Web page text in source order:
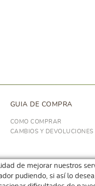
GUIA DE COMPRA
COMO COMPRAR
CAMBIOS Y DEVOLUCIONES
de mejorar nuestros
pudiendo, si así lo